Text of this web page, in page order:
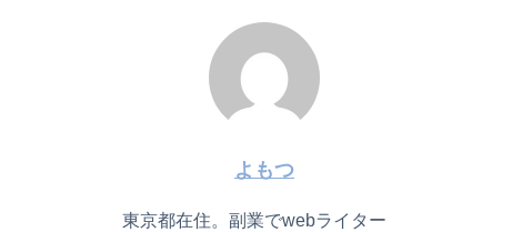
よもつ
東京都在住。副業でwebライター